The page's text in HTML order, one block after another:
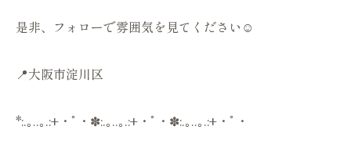
是非、フォローで雰囲気を見てください☺️
📍大阪市淀川区
*:.｡..｡.:+・ﾟ・✽:.｡..｡.:+・ﾟ・✽:.｡..｡.:+・ﾟ・